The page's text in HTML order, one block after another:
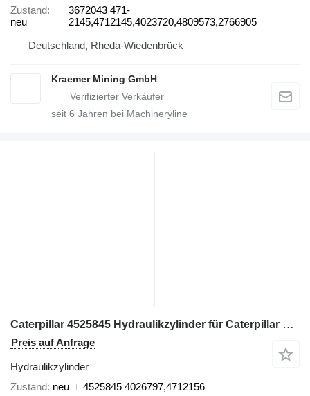
Zustand
neu
3672043 471-
2145,4712145,4023720,4809573,2766905
Deutschland, Rheda-Wiedenbrück
Kraemer Mining GmbH
seit 6 Jahren bei Machineryline
Caterpillar 4525845 Hydraulikzylinder für Caterpillar 6050 Bagger
Preis auf Anfrage
Hydraulikzylinder
Zustand neu
4525845 4026797,4712156